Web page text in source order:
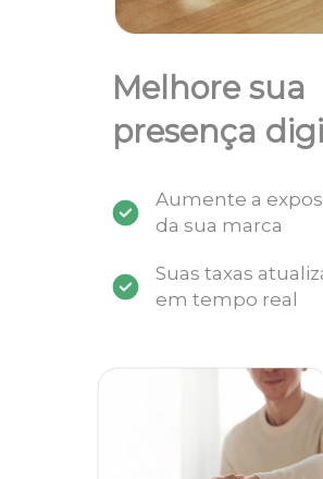
Melhore sua
presença
Aumente a
da sua marca
Suas taxas
em tempo real